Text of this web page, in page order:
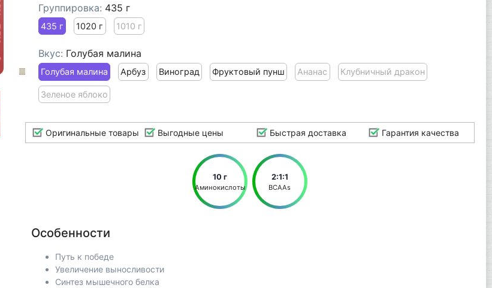
Группировка: 435 г
435 г 1020 г 1010 г
Вкус: Голубая малина
Голубая малина Арбуз Виноград Фруктовый пунш Ананас Клубничный дракон
Зеленое яблоко
Оригинальные товары Выгодные цены Быстрая доставка Гарантия качества
10 г
Аминокислоты
2:1:1
BCAAs
Особенности
Путь к победе
Увеличение выносливости
Синтез мышечного белка